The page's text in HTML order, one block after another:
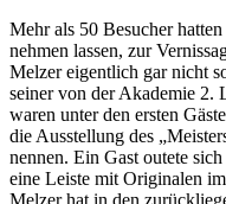
Mehr als 50 Besucher
nehmen lassen, zur
Melzer eigentlich gar nicht
seiner von der Akademie 2.
waren unter den ersten
die Ausstellung des
nennen. Ein Gast outete
eine Leiste mit Originalen
Melzer hat in den